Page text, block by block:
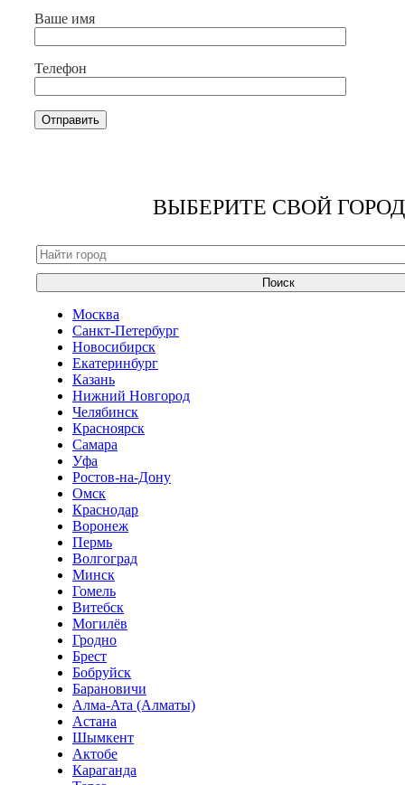
Ваше имя
Телефон
ВЫБЕРИТЕ СВОЙ ГОРОД
Поиск
Москва
Санкт-Петербург
Новосибирск
Екатеринбург
Казань
Нижний Новгород
Челябинск
Красноярск
Самара
Уфа
Ростов-на-Дону
Омск
Краснодар
Воронеж
Пермь
Волгоград
Минск
Гомель
Витебск
Могилёв
Гродно
Брест
Бобруйск
Барановичи
Алма-Ата (Алматы)
Астана
Шымкент
Актобе
Караганда